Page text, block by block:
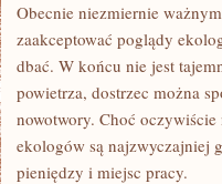
NA
Obecnie niezmiernie
zaakceptować poglądy
dbać. W końcu nie jest
powietrza, dostrzec można
nowotwory. Choć
ekologów są najzwyczajniej
pieniędzy i miejsc pracy.